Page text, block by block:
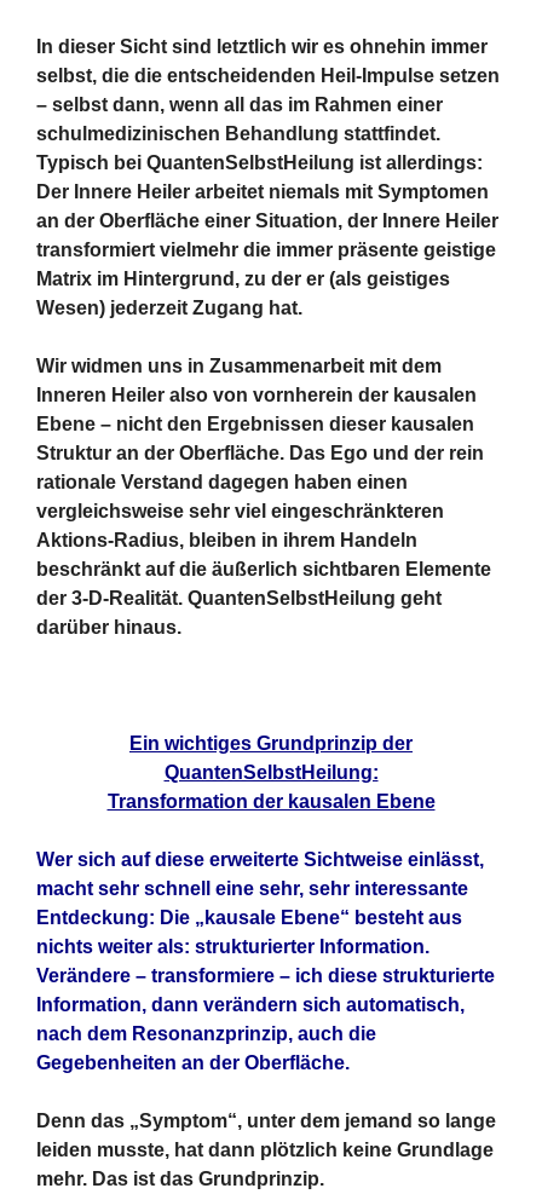
In dieser Sicht sind letztlich wir es ohnehin immer
selbst, die die entscheidenden Heil-Impulse setzen
– selbst dann, wenn all das im Rahmen einer
schulmedizinischen Behandlung stattfindet.
Typisch bei QuantenSelbstHeilung ist allerdings:
Der Innere Heiler arbeitet niemals mit Symptomen
an der Oberfläche einer Situation, der Innere Heiler
transformiert vielmehr die immer präsente geistige
Matrix im Hintergrund, zu der er (als geistiges
Wesen) jederzeit Zugang hat.
Wir widmen uns in Zusammenarbeit mit dem
Inneren Heiler also von vornherein der kausalen
Ebene – nicht den Ergebnissen dieser kausalen
Struktur an der Oberfläche. Das Ego und der rein
rationale Verstand dagegen haben einen
vergleichsweise sehr viel eingeschränkteren
Aktions-Radius, bleiben in ihrem Handeln
beschränkt auf die äußerlich sichtbaren Elemente
der 3-D-Realität. QuantenSelbstHeilung geht
darüber hinaus.
Ein wichtiges Grundprinzip der
QuantenSelbstHeilung:
Transformation der kausalen Ebene
Wer sich auf diese erweiterte Sichtweise einlässt,
macht sehr schnell eine sehr, sehr interessante
Entdeckung: Die „kausale Ebene“ besteht aus
nichts weiter als: strukturierter Information.
Verändere – transformiere – ich diese strukturierte
Information, dann verändern sich automatisch,
nach dem Resonanzprinzip, auch die
Gegebenheiten an der Oberfläche.
Denn das „Symptom“, unter dem jemand so lange
leiden musste, hat dann plötzlich keine Grundlage
mehr. Das ist das Grundprinzip.